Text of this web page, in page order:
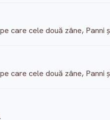
care cele două zâne, Panni
care cele două zâne, Panni